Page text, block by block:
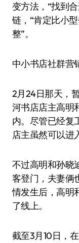
变方法，“找到
链，“肯定比小
整”。
中小书店社群营
2月24日那天，
河书店店主高明
内。尽管已经复
店主虽然可以进
不过高明和孙晓
客登门，夫妻俩
情发生后，高明
了线上。
截至3月10日，